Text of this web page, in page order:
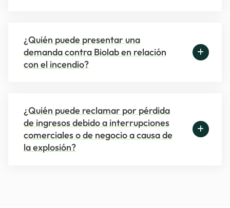
¿Quién puede presentar una
demanda contra Biolab en relación
con el incendio?
¿Quién puede reclamar por pérdida
de ingresos debido a interrupciones
comerciales o de negocio a causa de
la explosión?